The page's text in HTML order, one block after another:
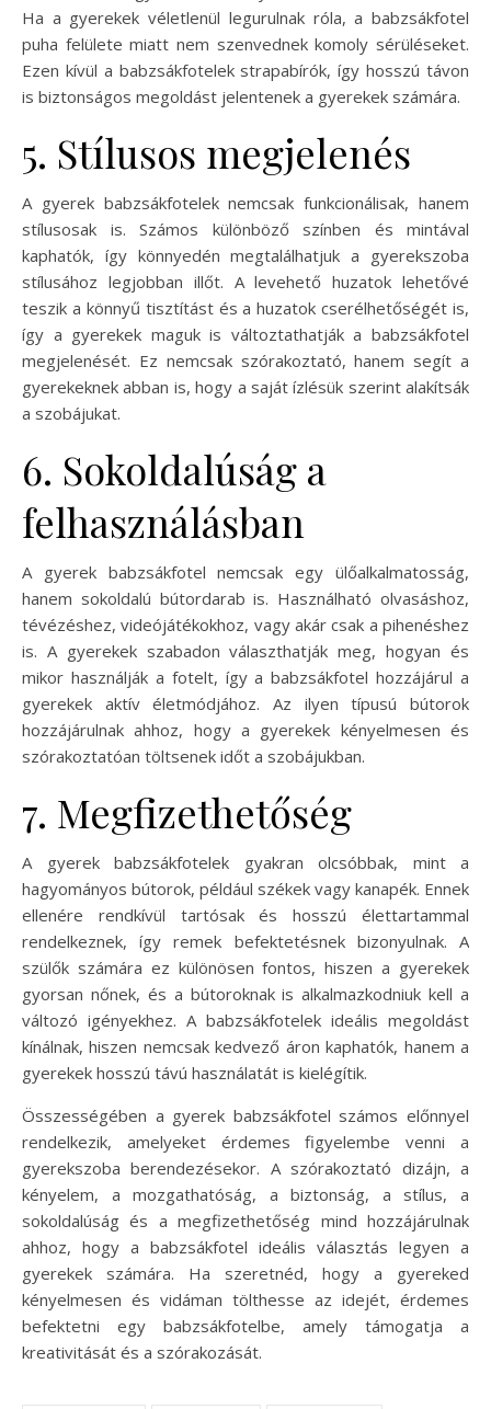
Ha a gyerekek véletlenül legurulnak róla, a babzsákfotel
puha felülete miatt nem szenvednek komoly sérüléseket.
Ezen kívül a babzsákfotelek strapabírók, így hosszú távon
is biztonságos megoldást jelentenek a gyerekek számára.
5. Stílusos megjelenés
A gyerek babzsákfotelek nemcsak funkcionálisak, hanem
stílusosak is. Számos különböző színben és mintával
kaphatók, így könnyedén megtalálhatjuk a gyerekszoba
stílusához legjobban illőt. A levehető huzatok lehetővé
teszik a könnyű tisztítást és a huzatok cserélhetőségét is,
így a gyerekek maguk is változtathatják a babzsákfotel
megjelenését. Ez nemcsak szórakoztató, hanem segít a
gyerekeknek abban is, hogy a saját ízlésük szerint alakítsák
a szobájukat.
6. Sokoldalúság a
felhasználásban
A gyerek babzsákfotel nemcsak egy ülőalkalmatosság,
hanem sokoldalú bútordarab is. Használható olvasáshoz,
tévézéshez, videójátékokhoz, vagy akár csak a pihenéshez
is. A gyerekek szabadon választhatják meg, hogyan és
mikor használják a fotelt, így a babzsákfotel hozzájárul a
gyerekek aktív életmódjához. Az ilyen típusú bútorok
hozzájárulnak ahhoz, hogy a gyerekek kényelmesen és
szórakoztatóan töltsenek időt a szobájukban.
7. Megfizethetőség
A gyerek babzsákfotelek gyakran olcsóbbak, mint a
hagyományos bútorok, például székek vagy kanapék. Ennek
ellenére rendkívül tartósak és hosszú élettartammal
rendelkeznek, így remek befektetésnek bizonyulnak. A
szülők számára ez különösen fontos, hiszen a gyerekek
gyorsan nőnek, és a bútoroknak is alkalmazkodniuk kell a
változó igényekhez. A babzsákfotelek ideális megoldást
kínálnak, hiszen nemcsak kedvező áron kaphatók, hanem a
gyerekek hosszú távú használatát is kielégítik.
Összességében a gyerek babzsákfotel számos előnnyel
rendelkezik, amelyeket érdemes figyelembe venni a
gyerekszoba berendezésekor. A szórakoztató dizájn, a
kényelem, a mozgathatóság, a biztonság, a stílus, a
sokoldalúság és a megfizethetőség mind hozzájárulnak
ahhoz, hogy a babzsákfotel ideális választás legyen a
gyerekek számára. Ha szeretnéd, hogy a gyereked
kényelmesen és vidáman tölthesse az idejét, érdemes
befektetni egy babzsákfotelbe, amely támogatja a
kreativitását és a szórakozását.